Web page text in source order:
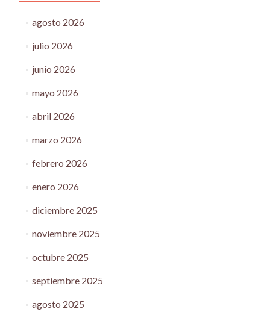
agosto 2026
julio 2026
junio 2026
mayo 2026
abril 2026
marzo 2026
febrero 2026
enero 2026
diciembre 2025
noviembre 2025
octubre 2025
septiembre 2025
agosto 2025